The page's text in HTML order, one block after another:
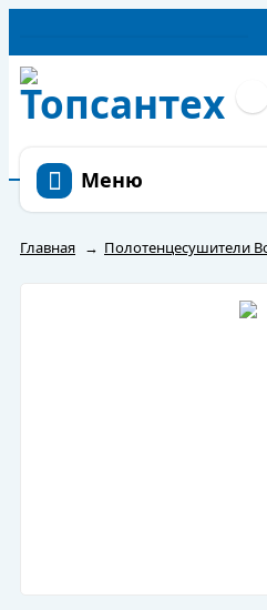
Меню
Главная → Полотенцесушители